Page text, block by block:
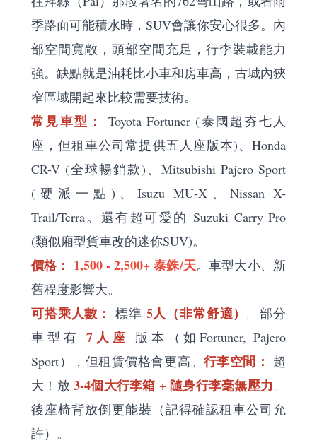
季路面可能積水時，SUV會讓你安心很多。內
部空間寬敞，頭部空間充足，行李裝載能力
強。缺點就是油耗比小車和房車高，古城內狹
窄區域開起來比較需要技術。
常見車型：
Toyota Fortuner (泰國超夯七人
座，但租車公司常提供五人座版本)、Honda
CR-V (全球暢銷款)、Mitsubishi Pajero Sport
(硬派一點)、Isuzu MU-X、Nissan X-
Trail/Terra。還有超可愛的 Suzuki Carry Pro
(類似廂型貨車改的迷你SUV)。
價格： 1,500 - 2,500+ 泰銖/天。車型大小、新
舊程度影響大。
可搭乘人數： 標準 5人（非常舒適） 。部分
車型有7人座
版本（如Fortuner, Pajero
Sport），但租賃價格會更高。 行李空間： 超
大！放 3-4個大行李箱 + 隨身行李毫無壓力。
後座椅背放倒更能裝（記得確認租車公司允
許）。